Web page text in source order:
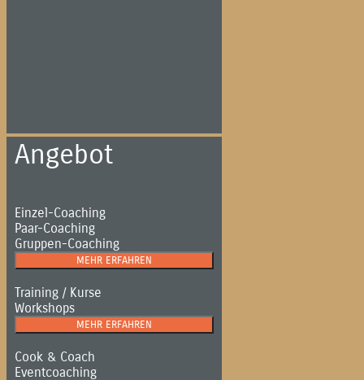
Angebot
Einzel-Coaching
Paar-Coaching
Gruppen-Coaching
MEHR ERFAHREN
Training / Kurse
Workshops
MEHR ERFAHREN
Cook & Coach
Eventcoaching